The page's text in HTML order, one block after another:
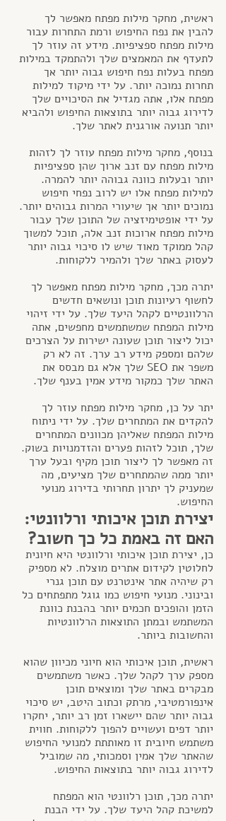
ראשית, מחקר מילות מפתח מאפשר לך
להבין את נפח החיפוש ורמת התחרות עבור
מילות מפתח ספציפיות. מידע זה עוזר לך
לתעדף את המאמצים שלך ולהתמקד במילות
מפתח בעלות נפח חיפוש גבוה יותר אך
תחרות נמוכה יותר. על ידי מיקוד למילות
מפתח אלו, אתה מגדיל את הסיכויים שלך
לדירוג גבוה יותר בתוצאות החיפוש ולהביא
יותר תנועה אורגנית לאתר שלך.
בנוסף, מחקר מילות מפתח עוזר לך לזהות
מילות מפתח עם זנב ארוך שהן ספציפיות
יותר ובעלות כוונה גבוהה יותר להמרה.
למילות מפתח אלו יש לרוב נפחי חיפוש
נמוכים יותר אך שיעורי המרות גבוהים יותר.
על ידי אופטימיזציה של התוכן שלך עבור
מילות מפתח ארוכות זנב אלה, תוכל למשוך
קהל ממוקד מאוד שיש לו סיכוי גבוה יותר
לעסוק באתר שלך ולהמיר ללקוחות.
יתרה מכך, מחקר מילות מפתח מאפשר לך
לחשוף רעיונות תוכן ונושאים חדשים
הרלוונטיים לקהל היעד שלך. על ידי זיהוי
מילות המפתח שמשתמשים מחפשים, אתה
יכול ליצור תוכן שעונה ישירות על הצרכים
שלהם ומספק מידע רב ערך. זה לא רק
משפר את SEO שלך אלא גם מבסס את
האתר שלך כמקור מידע אמין בענף שלך.
יתר על כן, מחקר מילות מפתח עוזר לך
להקדים את המתחרים שלך. על ידי ניתוח
מילות המפתח שאליהן מכוונים המתחרים
שלך, תוכל לזהות פערים והזדמנויות בשוק.
זה מאפשר לך ליצור תוכן מקיף ובעל ערך
יותר ממה שהמתחרים שלך מציעים, מה
שמעניק לך יתרון תחרותי בדירוג מנועי
החיפוש.
יצירת תוכן איכותי ורלוונטי:
האם זה באמת כל כך חשוב?
כן, יצירת תוכן איכותי ורלוונטי היא חיונית
לחלוטין לקידום אתרים מוצלח. לא מספיק
רק שיהיה אתר אינטרנט עם תוכן גנרי
ובינוני. מנועי חיפוש כמו גוגל מתפתחים כל
הזמן והופכים חכמים יותר בהבנת כוונת
המשתמש ובמתן התוצאות הרלוונטיות
והחשובות ביותר.
ראשית, תוכן איכותי הוא חיוני מכיוון שהוא
מספק ערך לקהל שלך. כאשר משתמשים
מבקרים באתר שלך ומוצאים תוכן
אינפורמטיבי, מרתק וכתוב היטב, יש סיכוי
גבוה יותר שהם יישארו זמן רב יותר, יחקרו
יותר דפים ועשויים להפוך ללקוחות. חווית
משתמש חיובית זו מאותתת למנועי החיפוש
שהאתר שלך אמין וסמכותי, מה שמוביל
לדירוג גבוה יותר בתוצאות החיפוש.
יתרה מכך, תוכן רלוונטי הוא המפתח
למשיכת קהל היעד שלך. על ידי הבנת